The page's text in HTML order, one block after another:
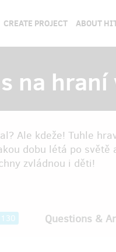
CREATE PROJECT ABOUT
na hraní
Ale kdeže! Tuhle
dobu létá po
zvládnou i děti!
130 Questions &